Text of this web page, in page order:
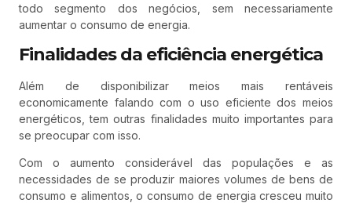
todo segmento dos negócios, sem necessariamente
aumentar o consumo de energia.
Finalidades da eficiência energética
Além de disponibilizar meios mais rentáveis
economicamente falando com o uso eficiente dos meios
energéticos, tem outras finalidades muito importantes para
se preocupar com isso.
Com o aumento considerável das populações e as
necessidades de se produzir maiores volumes de bens de
consumo e alimentos, o consumo de energia cresceu muito